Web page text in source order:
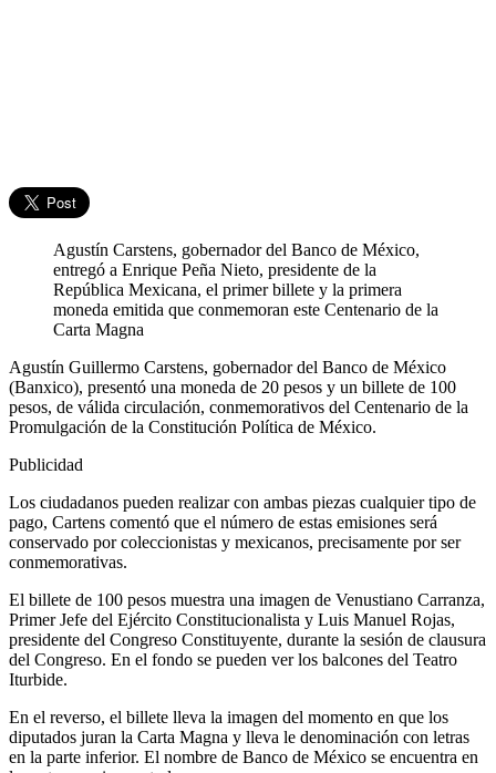
Agustín Carstens, gobernador del Banco de México,
entregó a Enrique Peña Nieto, presidente de la
República Mexicana, el primer billete y la primera
moneda emitida que conmemoran este Centenario de la
Carta Magna
Agustín Guillermo Carstens, gobernador del Banco de México
(Banxico), presentó una moneda de 20 pesos y un billete de 100
pesos, de válida circulación, conmemorativos del Centenario de la
Promulgación de la Constitución Política de México.
Publicidad
Los ciudadanos pueden realizar con ambas piezas cualquier tipo de
pago, Cartens comentó que el número de estas emisiones será
conservado por coleccionistas y mexicanos, precisamente por ser
conmemorativas.
El billete de 100 pesos muestra una imagen de Venustiano Carranza,
Primer Jefe del Ejército Constitucionalista y Luis Manuel Rojas,
presidente del Congreso Constituyente, durante la sesión de clausura
del Congreso. En el fondo se pueden ver los balcones del Teatro
Iturbide.
En el reverso, el billete lleva la imagen del momento en que los
diputados juran la Carta Magna y lleva le denominación con letras
en la parte inferior. El nombre de Banco de México se encuentra en